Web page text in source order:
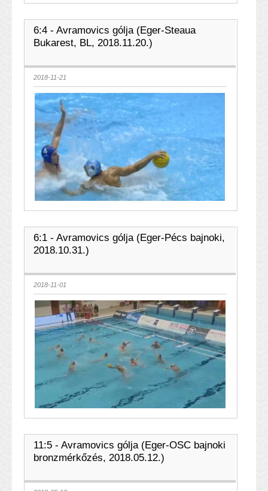
6:4 - Avramovics gólja (Eger-Steaua
Bukarest, BL, 2018.11.20.)
2018-11-21
6:1 - Avramovics gólja (Eger-Pécs bajnoki,
2018.10.31.)
2018-11-01
11:5 - Avramovics gólja (Eger-OSC bajnoki
bronzmérkőzés, 2018.05.12.)